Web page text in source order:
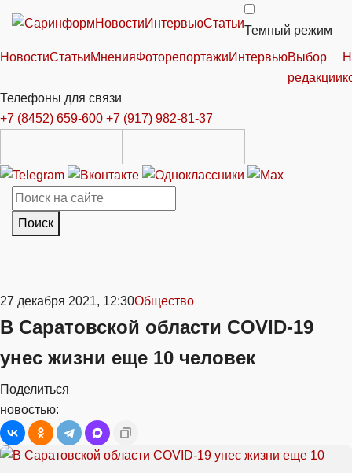
НовостиИнтервьюСтатьи
Темный режим
НовостиСтатьиМненияФоторепортажиИнтервьюВыбор
редакции
Телефоны для связи
+7 (8452) 659-600 +7 (917) 982-81-37
Поиск
27 декабря 2021, 12:30Общество
В Саратовской области COVID-19
унес жизни еще 10 человек
Поделиться
новостью: